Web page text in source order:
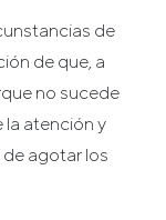
de
de que, a
no sucede
la atención y
agotar los